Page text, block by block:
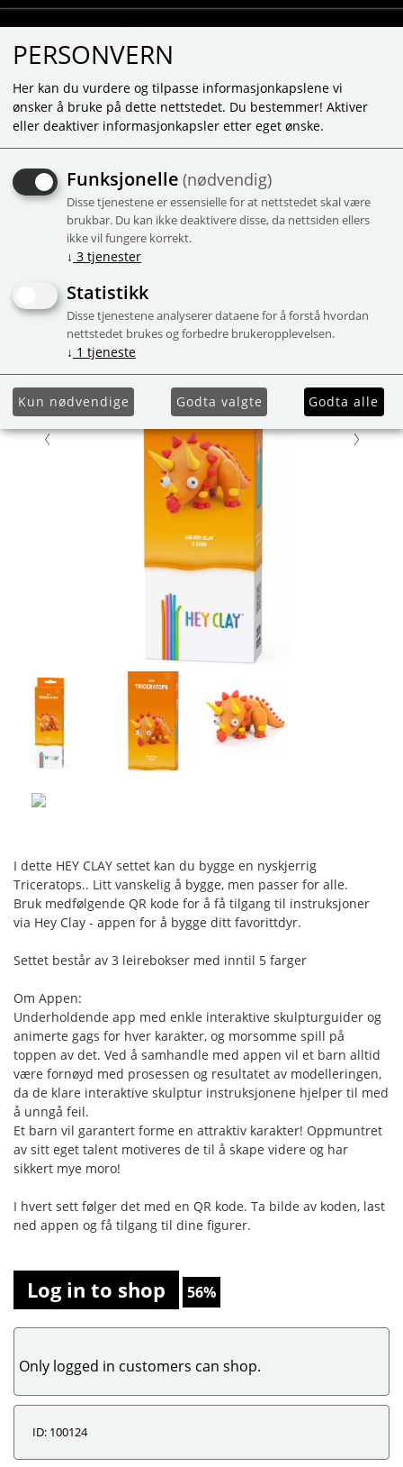
HEY CLAY - TRICERATOPS -
3 CANS
3 bokser, opptil 5 farger, standard
innsats
I dette HEY CLAY settet kan du bygge en nyskjerrig
Triceratops.. Litt vanskelig å bygge, men passer for alle.
Bruk medfølgende QR kode for å få tilgang til instruksjoner
via Hey Clay - appen for å bygge ditt favorittdyr.
Settet består av 3 leirebokser med inntil 5 farger
Om Appen:
Underholdende app med enkle interaktive skulpturguider og
animerte gags for hver karakter, og morsomme spill på
toppen av det. Ved å samhandle med appen vil et barn alltid
være fornøyd med prosessen og resultatet av modelleringen,
da de klare interaktive skulptur instruksjonene hjelper til med
å unngå feil.
Et barn vil garantert forme en attraktiv karakter! Oppmuntret
av sitt eget talent motiveres de til å skape videre og har
sikkert mye moro!
I hvert sett følger det med en QR kode. Ta bilde av koden, last
ned appen og få tilgang til dine figurer.
Log in to shop 56%
Only logged in customers can shop.
ID: 100124
PERSONVERN
Her kan du vurdere og tilpasse informasjonkapslene vi
ønsker å bruke på dette nettstedet. Du bestemmer! Aktiver
eller deaktiver informasjonkapsler etter eget ønske.
Funksjonelle (nødvendig)
Disse tjenestene er essensielle for at nettstedet skal være
brukbar. Du kan ikke deaktivere disse, da nettsiden ellers
ikke vil fungere korrekt.
↓ 3 tjenester
Statistikk
Disse tjenestene analyserer dataene for å forstå hvordan
nettstedet brukes og forbedre brukeropplevelsen.
↓ 1 tjeneste
Kun nødvendige Godta valgte Godta alle